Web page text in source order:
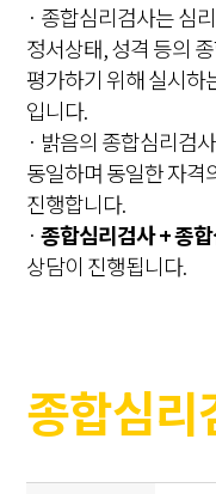
· 종합심리검사는 심
정서상태, 성격 등의
평가하기 위해 실시하
입니다.
· 밝음의 종합심리검
동일하며 동일한 자
진행합니다.
·종합심리검사 + 종
상담이 진행됩니다.
종합심리